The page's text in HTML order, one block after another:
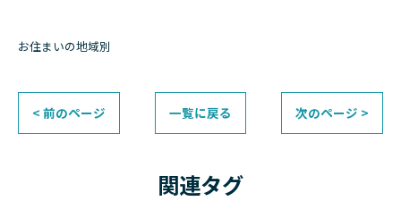
お住まいの地域別
< 前のページ 一覧に戻る 次のページ >
関連タグ